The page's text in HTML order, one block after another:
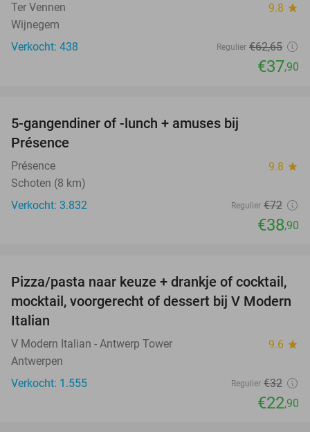
Ter Vennen 9.8 star
Wijnegem
Verkocht: 438
Regulier €62,65
€37,90
5-gangendiner of -lunch + amuses bij
Présence
Présence 9.8 star
Schoten (8 km)
Verkocht: 3.832
Regulier €72
€38,90
28%
Pizza/pasta naar keuze + drankje of cocktail,
mocktail, voorgerecht of dessert bij V Modern
Italian
V Modern Italian - Antwerp Tower 9.6 star
Antwerpen
Verkocht: 1.555
Regulier €32
€22,90